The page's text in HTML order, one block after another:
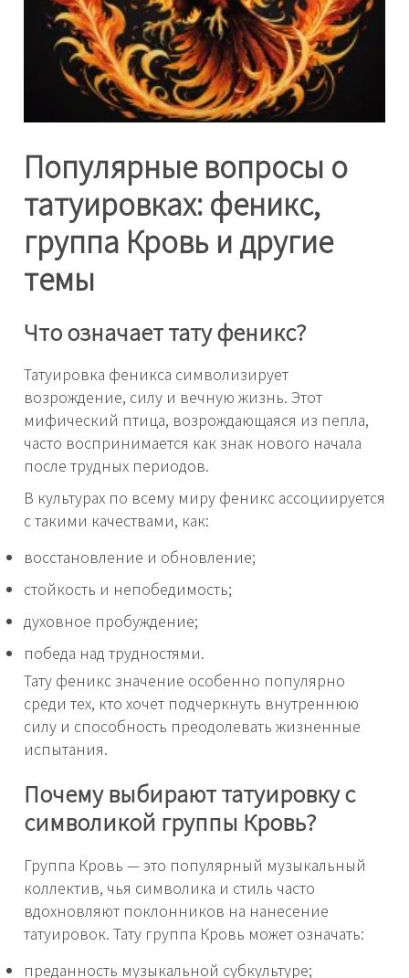
Популярные вопросы о
татуировках: феникс,
группа Кровь и другие
темы
Что означает тату феникс?
Татуировка феникса символизирует
возрождение, силу и вечную жизнь. Этот
мифический птица, возрождающаяся из пепла,
часто воспринимается как знак нового начала
после трудных периодов.
В культурах по всему миру феникс ассоциируется
с такими качествами, как:
восстановление и обновление;
стойкость и непобедимость;
духовное пробуждение;
победа над трудностями.
Тату феникс значение особенно популярно
среди тех, кто хочет подчеркнуть внутреннюю
силу и способность преодолевать жизненные
испытания.
Почему выбирают татуировку с
символикой группы Кровь?
Группа Кровь — это популярный музыкальный
коллектив, чья символика и стиль часто
вдохновляют поклонников на нанесение
татуировок. Тату группа Кровь может означать:
преданность музыкальной субкультуре;